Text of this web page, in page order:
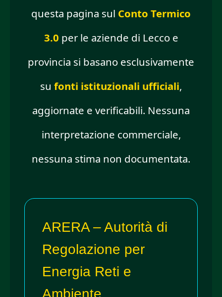
questa pagina sul Conto Termico
3.0 per le aziende di Lecco e
provincia si basano esclusivamente
su fonti istituzionali ufficiali,
aggiornate e verificabili. Nessuna
interpretazione commerciale,
nessuna stima non documentata.
ARERA – Autorità di
Regolazione per
Energia Reti e